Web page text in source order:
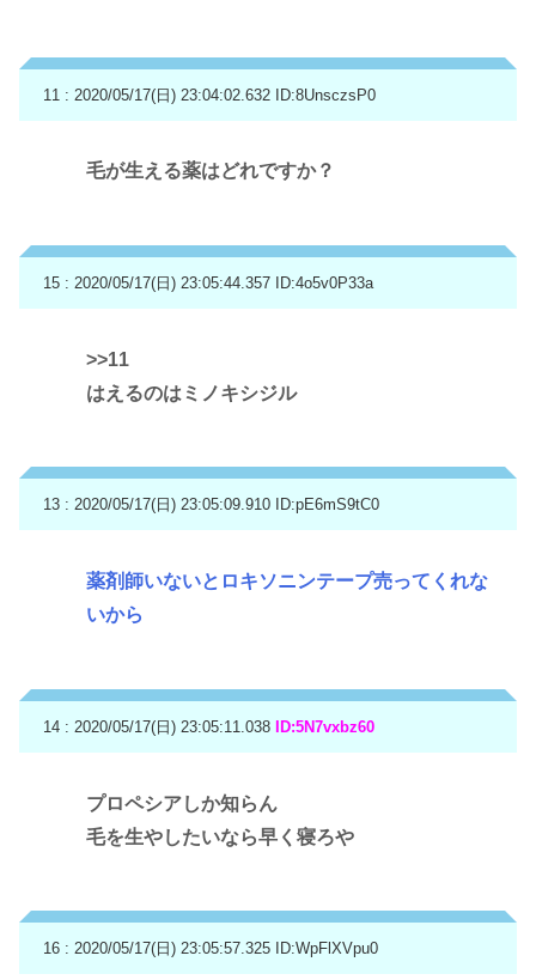
11 : 2020/05/17(日) 23:04:02.632 ID:8UnsczsP0
毛が生える薬はどれですか？
15 : 2020/05/17(日) 23:05:44.357 ID:4o5v0P33a
>>11
はえるのはミノキシジル
13 : 2020/05/17(日) 23:05:09.910 ID:pE6mS9tC0
薬剤師いないとロキソニンテープ売ってくれな
いから
14 : 2020/05/17(日) 23:05:11.038 ID:5N7vxbz60
プロペシアしか知らん
毛を生やしたいなら早く寝ろや
16 : 2020/05/17(日) 23:05:57.325 ID:WpFlXVpu0